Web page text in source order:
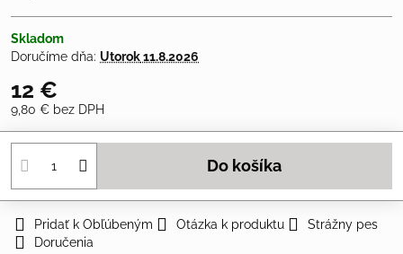
Skladom
Doručíme dňa: Utorok11.8.2026
12 €
9,80 € bez DPH
Do košíka
Pridať k Obľúbeným Otázka k produktu
Strážny pes
Doručenia